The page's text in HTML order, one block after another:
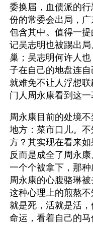
委换届，血债派的
份的常委会出局，
包含其中。值得一
记吴志明也被踢出
巢；吴志明何许人
子在自己的地盘连
就难免不让人浮想
门人周永康看到这
周永康目前的处境
地方：菜市口儿。
方？其实现在看来
反而是成全了周永
一个个被拿下，那
周永康的心腹骆琳
这种心理上的煎熬
就是死，活就是活
命运，看着自己的